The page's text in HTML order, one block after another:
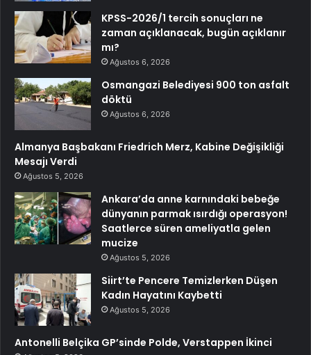
KPSS-2026/1 tercih sonuçları ne
zaman açıklanacak, bugün açıklanır
mı?
Ağustos 6, 2026
Osmangazi Belediyesi 900 ton asfalt
döktü
Ağustos 6, 2026
Almanya Başbakanı Friedrich Merz, Kabine Değişikliği
Mesajı Verdi
Ağustos 5, 2026
Ankara’da anne karnındaki bebeğe
dünyanın parmak ısırdığı operasyon!
Saatlerce süren ameliyatla gelen
mucize
Ağustos 5, 2026
Siirt’te Pencere Temizlerken Düşen
Kadın Hayatını Kaybetti
Ağustos 5, 2026
Antonelli Belçika GP’sinde Polde, Verstappen İkinci